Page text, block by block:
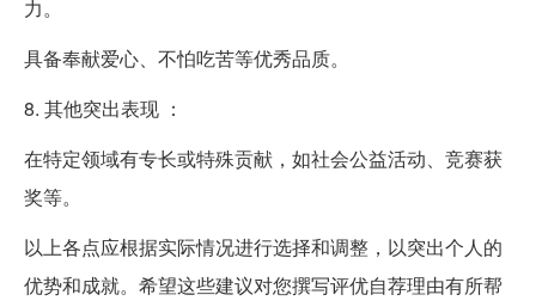
力。
具备奉献爱心、不怕吃苦等优秀品质。
8. 其他突出表现 ：
在特定领域有专长或特殊贡献，如社会公益活动、竞赛获
奖等。
以上各点应根据实际情况进行选择和调整，以突出个人的
优势和成就。希望这些建议对您撰写评优自荐理由有所帮